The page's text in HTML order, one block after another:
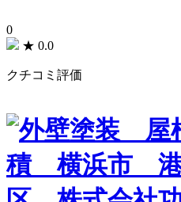
0
★ 0.0
クチコミ評価